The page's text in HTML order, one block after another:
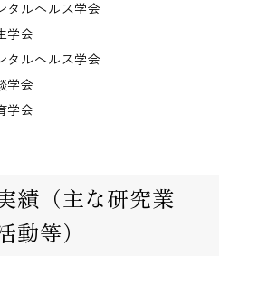
タルヘルス学会
学会
タルヘルス学会
学会
学会
績（主な研究業
動等）